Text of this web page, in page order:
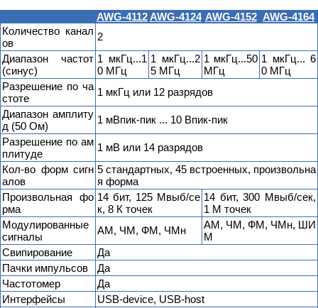
AWG-4112 AWG-4124 AWG-4152 AWG-4164
Количество канал
ов
2
Диапазон частот
(синус)
1 мкГц...1
0 МГц
1 мкГц...2
5 МГц
1 мкГц...50
МГц
1 мкГц... 6
0 МГц
Разрешение по ча
стоте
1 мкГц или 12 разрядов
Диапазон амплиту
д (50 Ом)
1 мВпик-пик ... 10 Впик-пик
Разрешение по ам
плитуде
1 мВ или 14 разрядов
Кол-во форм сигн
алов
5 стандартных, 45 встроенных, произвольна
я форма
Произвольная фо
рма
14 бит, 125 Мвыб/се
к, 8 К точек
14 бит, 300 Мвыб/сек,
1 М точек
Модулированные
сигналы
АМ, ЧМ, ФМ, ЧМн
АМ, ЧМ, ФМ, ЧМн, ШИ
М
Свипирование
Да
Пачки импульсов
Да
Частотомер
Да
Интерфейсы
USB-device, USB-host